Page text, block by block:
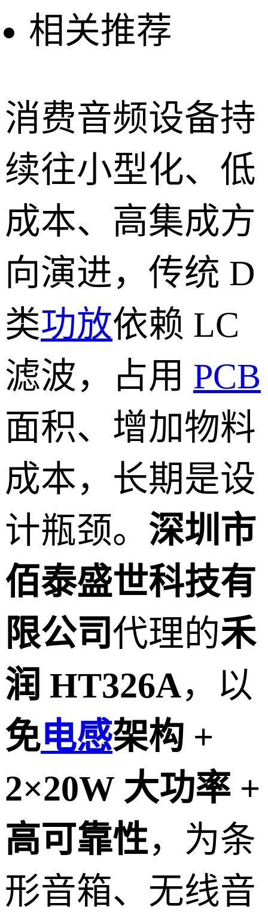
相关推荐
消费音频设备持
续往小型化、低
成本、高集成方
向演进，传统 D
类功放依赖 LC
滤波，占用 PCB
面积、增加物料
成本，长期是设
计瓶颈。 深圳市
佰泰盛世科技有
限公司代理的禾
润 HT326A，以
免电感架构 +
2×20W 大功率 +
高可靠性，为条
形音箱、无线音